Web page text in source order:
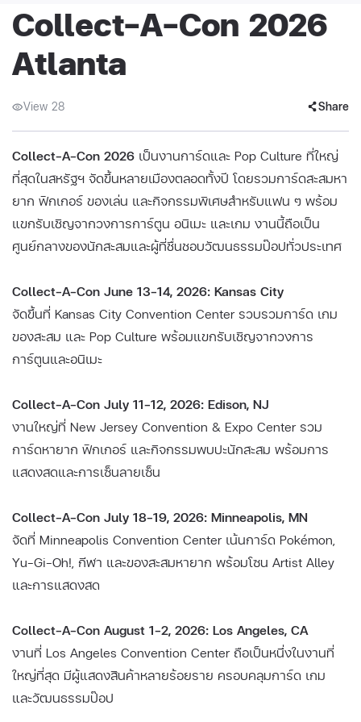
Collect-A-Con 2026
Atlanta
View 28 Share
Collect-A-Con 2026 เป็นงานการ์ดและ Pop Culture ที่ใหญ่
ที่สุดในสหรัฐฯ จัดขึ้นหลายเมืองตลอดทั้งปี โดยรวมการ์ดสะสมหา
ยาก ฟิกเกอร์ ของเล่น และกิจกรรมพิเศษสำหรับแฟน ๆ พร้อม
แขกรับเชิญจากวงการการ์ตูน อนิเมะ และเกม งานนี้ถือเป็น
ศูนย์กลางของนักสะสมและผู้ที่ชื่นชอบวัฒนธรรมป๊อปทั่วประเทศ
Collect-A-Con June 13–14, 2026: Kansas City
จัดขึ้นที่ Kansas City Convention Center รวบรวมการ์ด เกม
ของสะสม และ Pop Culture พร้อมแขกรับเชิญจากวงการ
การ์ตูนและอนิเมะ
Collect-A-Con July 11–12, 2026: Edison, NJ
งานใหญ่ที่ New Jersey Convention & Expo Center รวม
การ์ดหายาก ฟิกเกอร์ และกิจกรรมพบปะนักสะสม พร้อมการ
แสดงสดและการเซ็นลายเซ็น
Collect-A-Con July 18–19, 2026: Minneapolis, MN
จัดที่ Minneapolis Convention Center เน้นการ์ด Pokémon,
Yu-Gi-Oh!, กีฬา และของสะสมหายาก พร้อมโซน Artist Alley
และการแสดงสด
Collect-A-Con August 1–2, 2026: Los Angeles, CA
งานที่ Los Angeles Convention Center ถือเป็นหนึ่งในงานที่
ใหญ่ที่สุด มีผู้แสดงสินค้าหลายร้อยราย ครอบคลุมการ์ด เกม
และวัฒนธรรมป๊อป